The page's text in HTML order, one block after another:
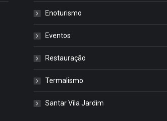
Enoturismo
Eventos
Restauração
Termalismo
Santar Vila Jardim